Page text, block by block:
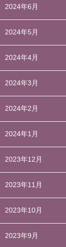
2024年6月
2024年5月
2024年4月
2024年3月
2024年2月
2024年1月
2023年12月
2023年11月
2023年10月
2023年9月